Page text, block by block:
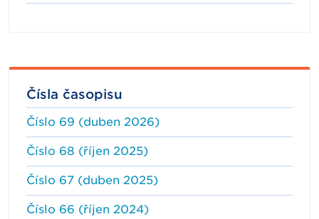
Čísla časopisu
Číslo 69 (duben 2026)
Číslo 68 (říjen 2025)
Číslo 67 (duben 2025)
Číslo 66 (říjen 2024)